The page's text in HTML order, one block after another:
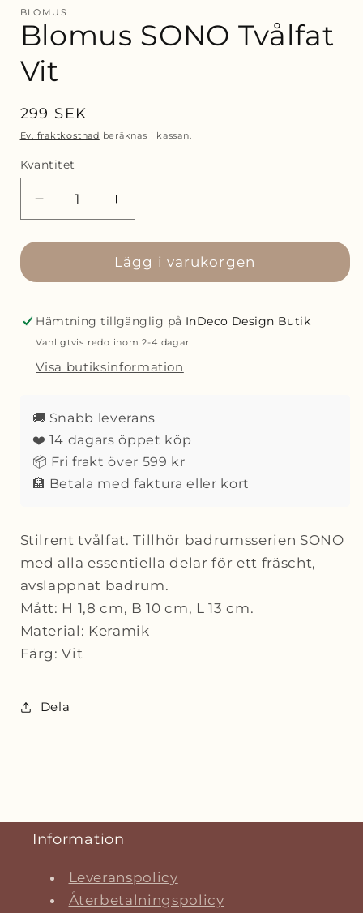
1
i
modalfönster
BLOMUS
Blomus SONO Tvålfat
Vit
Ordinarie
pris
299 SEK
Ev. fraktkostnad beräknas i kassan.
Kvantitet
Minska
kvantitet
för
SONO
Vit
Öka
kvantitet
för
Blomus
SONO
Vit
Lägg i varukorgen
Hämtning tillgänglig på InDeco Design Butik
Vanligtvis redo inom 2-4 dagar
Visa butiksinformation
🚚 Snabb leverans
❤️ 14 dagars öppet köp
📦 Fri frakt över 599 kr
🏦 Betala med faktura eller kort
Stilrent tvålfat. Tillhör badrumsserien SONO
med alla essentiella delar för ett fräscht,
avslappnat badrum.
Mått: H 1,8 cm, B 10 cm, L 13 cm.
Material: Keramik
Färg: Vit
Dela
Information
Leveranspolicy
Återbetalningspolicy